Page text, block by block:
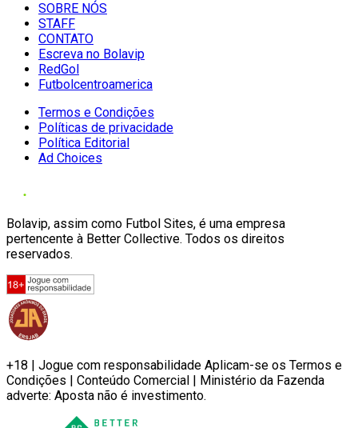
SOBRE NÓS
STAFF
CONTATO
Escreva no Bolavip
RedGol
Futbolcentroamerica
Termos e Condições
Políticas de privacidade
Política Editorial
Ad Choices
Bolavip, assim como Futbol Sites, é uma empresa
pertencente à Better Collective. Todos os direitos
reservados.
+18 | Jogue com responsabilidade Aplicam-se os Termos e
Condições | Conteúdo Comercial | Ministério da Fazenda
adverte: Aposta não é investimento.